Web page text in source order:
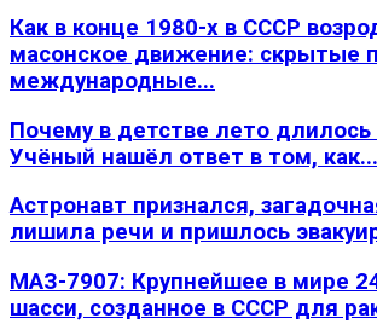
Как в конце 1980-х в СССР
масонское движение: скрытые
международные...
Почему в детстве лето длилось
Учёный нашёл ответ в том, как...
Астронавт признался,
лишила речи и пришлось
МАЗ-7907: Крупнейшее в мире
шасси, созданное в СССР для